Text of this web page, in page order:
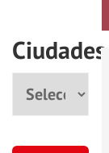
Ciudades